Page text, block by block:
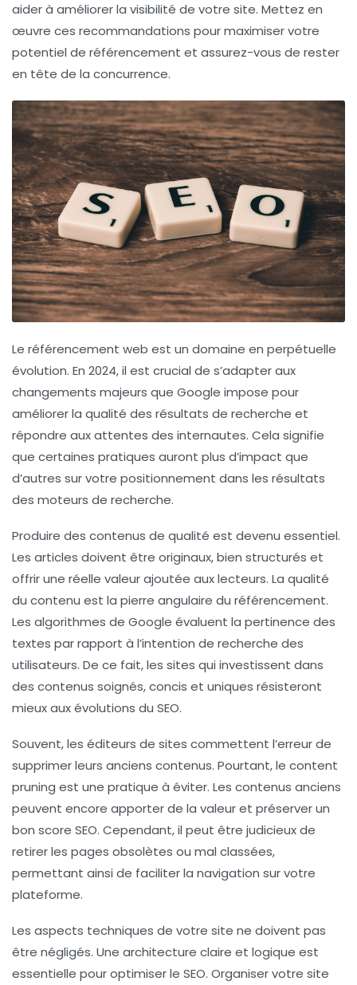
aider à améliorer la visibilité de votre site. Mettez en
œuvre ces recommandations pour maximiser votre
potentiel de référencement et assurez-vous de rester
en tête de la concurrence.
Le référencement web est un domaine en perpétuelle
évolution. En 2024, il est crucial de s’adapter aux
changements majeurs que Google impose pour
améliorer la qualité des résultats de recherche et
répondre aux attentes des internautes. Cela signifie
que certaines pratiques auront plus d’impact que
d’autres sur votre positionnement dans les résultats
des moteurs de recherche.
Produire des contenus de qualité est devenu essentiel.
Les articles doivent être originaux, bien structurés et
offrir une réelle valeur ajoutée aux lecteurs. La qualité
du contenu est la pierre angulaire du référencement.
Les algorithmes de Google évaluent la pertinence des
textes par rapport à l’intention de recherche des
utilisateurs. De ce fait, les sites qui investissent dans
des contenus soignés, concis et uniques résisteront
mieux aux évolutions du SEO.
Souvent, les éditeurs de sites commettent l’erreur de
supprimer leurs anciens contenus. Pourtant, le content
pruning est une pratique à éviter. Les contenus anciens
peuvent encore apporter de la valeur et préserver un
bon score SEO. Cependant, il peut être judicieux de
retirer les pages obsolètes ou mal classées,
permettant ainsi de faciliter la navigation sur votre
plateforme.
Les aspects techniques de votre site ne doivent pas
être négligés. Une architecture claire et logique est
essentielle pour optimiser le SEO. Organiser votre site